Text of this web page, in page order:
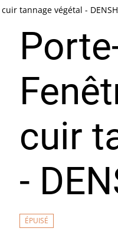
tannage végétal -
cuir
-
ÉPUISÉ